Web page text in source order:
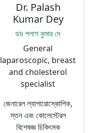
Dr. Palash
Kumar Dey
ডাঃ পলাশ কুমার দে
General
laparoscopic, breast
and cholesterol
specialist
জেনারেল ল্যাপারোস্কোপিক,
স্তন এবং কোলেস্টেরল
বিশেষজ্ঞ চিকিৎসক